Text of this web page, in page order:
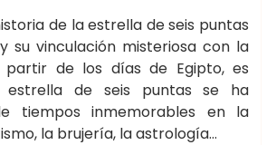
de la estrella de seis puntas
su vinculación misteriosa con la
partir de los días de Egipto, es
estrella de seis puntas se ha
tiempos inmemorables en la
la brujería, la astrología…